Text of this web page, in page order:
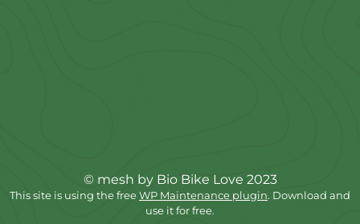
© mesh by Bio Bike Love 2023
This site is using the freeWP Maintenance plugin. Download and
use it for free.